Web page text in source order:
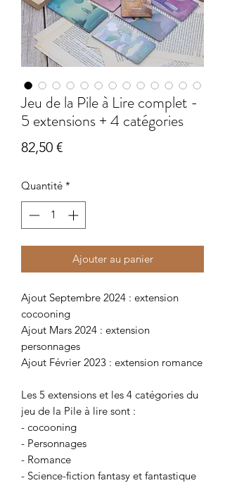
Jeu de la Pile à Lire complet -
5 extensions + 4 catégories
82,50 €Prix
Quantité *
Ajouter au panier
Ajout Septembre 2024 : extension
cocooning
Ajout Mars 2024 : extension
personnages
Ajout Février 2023 : extension romance
Les 5 extensions et les 4 catégories du
jeu de la Pile à lire sont :
- cocooning
- Personnages
- Romance
- Science-fiction fantasy et fantastique